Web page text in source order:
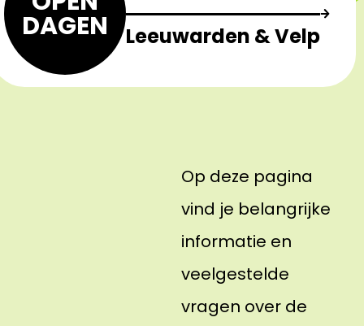
DAGEN
Leeuwarden & Velp
Op deze pagina
vind je belangrijke
informatie en
veelgestelde
vragen over de